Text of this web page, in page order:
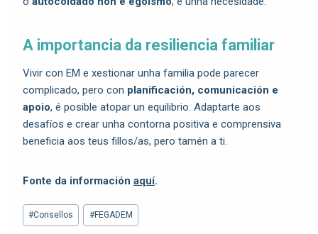
A importancia da resiliencia familiar
Vivir con EM e xestionar unha familia pode parecer
complicado, pero con planificación, comunicación e
apoio, é posible atopar un equilibrio. Adaptarte aos
desafíos e crear unha contorna positiva e comprensiva
beneficia aos teus fillos/as, pero tamén a ti.
Fonte da información aquí.
#Consellos #FEGADEM